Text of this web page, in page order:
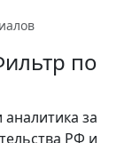
по
за
РФ и